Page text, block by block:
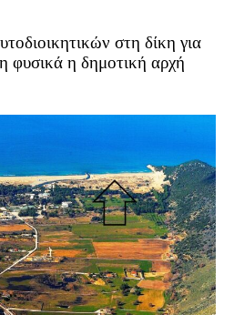
στη δίκη για
φυσικά η δημοτική αρχή